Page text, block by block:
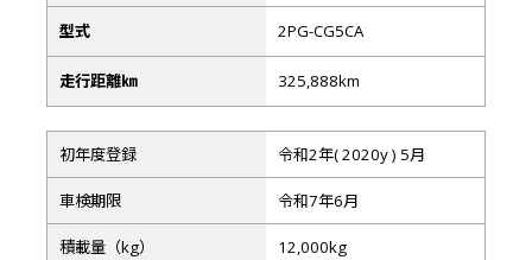
型式 2PG-CG5CA
走行距離㎞ 325,888km
初年度登録 令和2年( 2020y ) 5月
車検期限 令和7年6月
積載量（kg） 12,000kg